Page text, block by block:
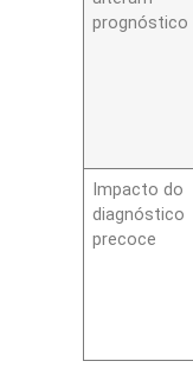
prognóstico
Impacto do
diagnóstico
precoce